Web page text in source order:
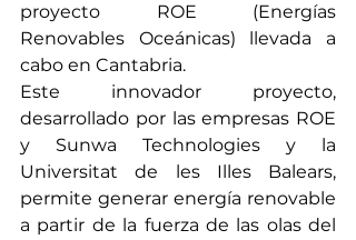
proyecto ROE (Energías
Renovables Oceánicas) llevada a
cabo en Cantabria.
Este innovador proyecto,
desarrollado por las empresas ROE
y Sunwa Technologies y la
Universitat de les Illes Balears,
permite generar energía renovable
a partir de la fuerza de las olas del